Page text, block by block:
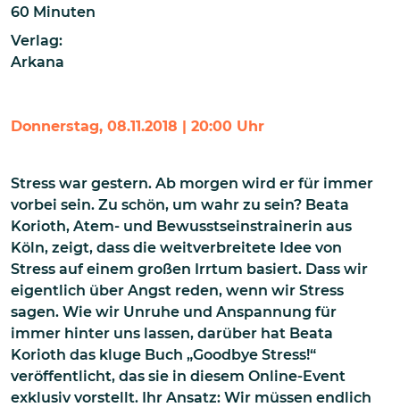
60 Minuten
Verlag:
Arkana
Donnerstag, 08.11.2018 | 20:00 Uhr
Stress war gestern. Ab morgen wird er für immer
vorbei sein. Zu schön, um wahr zu sein? Beata
Korioth, Atem- und Bewusstseinstrainerin aus
Köln, zeigt, dass die weitverbreitete Idee von
Stress auf einem großen Irrtum basiert. Dass wir
eigentlich über Angst reden, wenn wir Stress
sagen. Wie wir Unruhe und Anspannung für
immer hinter uns lassen, darüber hat Beata
Korioth das kluge Buch „Goodbye Stress!“
veröffentlicht, das sie in diesem Online-Event
exklusiv vorstellt. Ihr Ansatz: Wir müssen endlich